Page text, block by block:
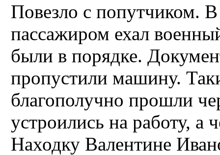
Повезло с попутчиком.
пассажиром ехал
были в порядке.
пропустили машину.
благополучно прошли
устроились на работу, а
Находку Валентине